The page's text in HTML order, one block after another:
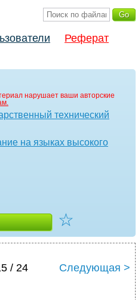
Реферат
нарушает ваши авторские
технический
на языках высокого
☆
/ 24 Следующая >